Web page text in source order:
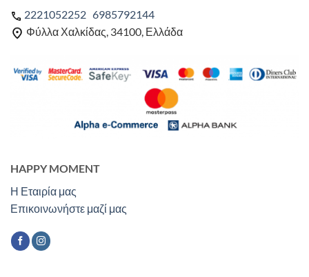
HAPPY MOMENT
Η Εταιρία μας
Επικοινωνήστε μαζί μας
2221052252 6985792144
Φύλλα Χαλκίδας, 34100, Ελλάδα